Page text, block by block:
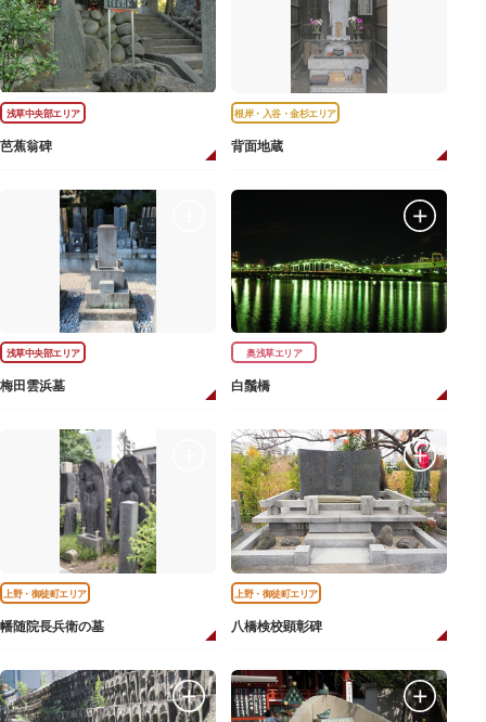
浅草中央部エリア
芭蕉翁碑
根岸・入谷・金杉エリア
背面地蔵
浅草中央部エリア
梅田雲浜墓
奥浅草エリア
白鬚橋
上野・御徒町エリア
幡随院長兵衛の墓
上野・御徒町エリア
八橋検校顕彰碑